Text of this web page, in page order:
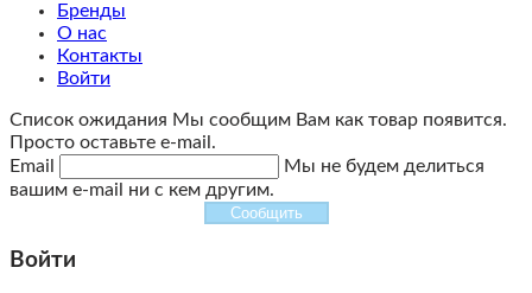
Бренды
О нас
Контакты
Войти
Список ожидания Мы сообщим Вам как товар появится.
Просто оставьте e-mail.
Email
Мы не будем делиться
вашим e-mail ни с кем другим.
Сообщить
Войти